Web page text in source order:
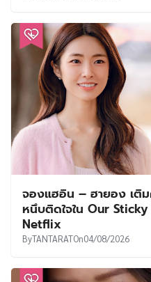
จองแฮอิน – ฮายอง เติม
หนึบติดใจใน Our
Netflix
ByTANTARATOn04/08/2026